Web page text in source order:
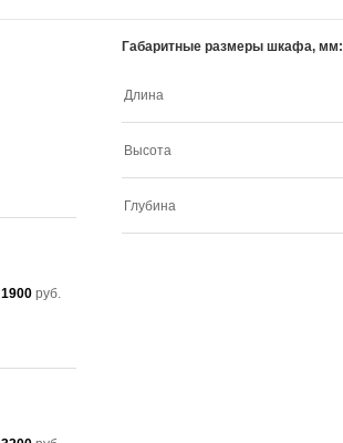
1900 руб.
Габаритные размеры шкафа, мм:
Длина
Высота
Глубина